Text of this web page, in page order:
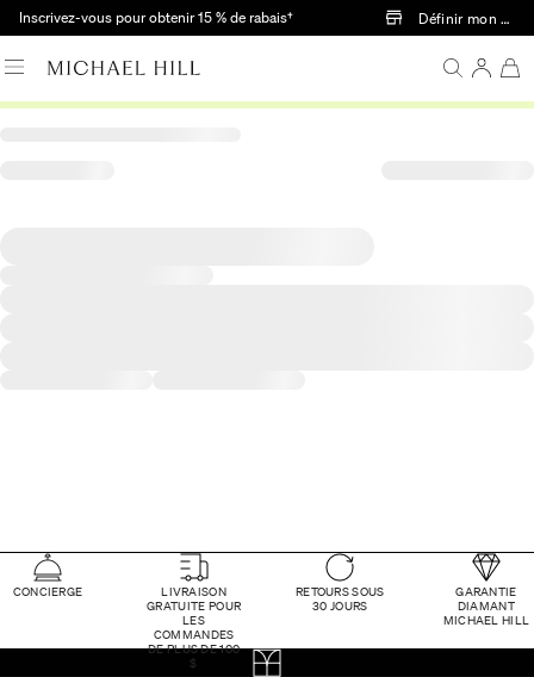
Passer au contenu principal
Inscrivez-vous pour obtenir 15 % de rabais† Définir mon
CONCIERGE
LIVRAISON
GRATUITE POUR
LES
COMMANDES
DE PLUS DE 100
$
RETOURS SOUS
30 JOURS
GARANTIE
DIAMANT
MICHAEL HILL